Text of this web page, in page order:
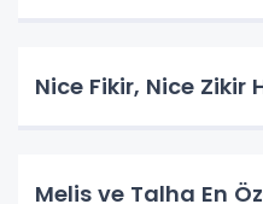
Nice Fikir, Nice Zikir
Melis ve Talha En